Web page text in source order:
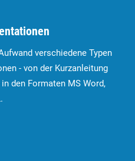
verschiedene Typen
- von der Kurzanleitung
den Formaten MS Word,